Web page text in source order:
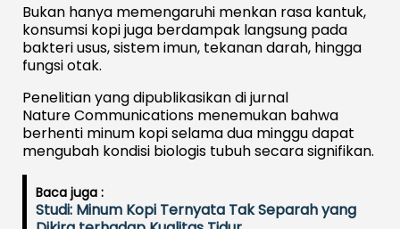
Bukan hanya memengaruhi menkan rasa kantuk,
konsumsi kopi juga berdampak langsung pada
bakteri usus, sistem imun, tekanan darah, hingga
fungsi otak.
Penelitian yang dipublikasikan di jurnal
Nature Communications menemukan bahwa
berhenti minum kopi selama dua minggu dapat
mengubah kondisi biologis tubuh secara signifikan.
Baca juga :
Studi: Minum Kopi Ternyata Tak Separah yang